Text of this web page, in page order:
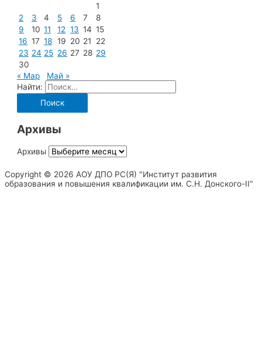
1
2
3 4 5 6 7
8
9
10 11 12 13 14 15
16 17 18 19 20 21
22
23 24 25 26 27 28 29
30
« Мар
Май »
Найти:
Архивы
Архивы
Copyright © 2026 АОУ ДПО РС(Я) "Институт развития
образования и повышения квалификации им. С.Н. Донского-II"